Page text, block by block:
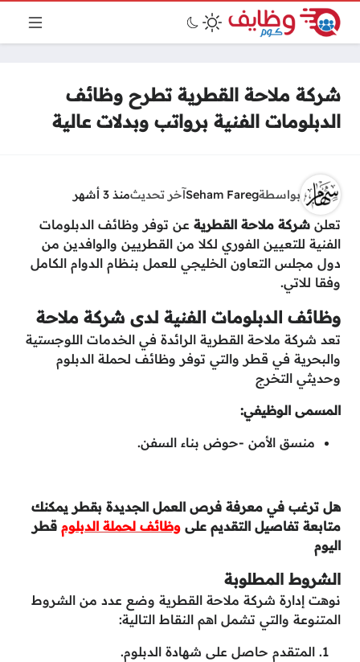
شركة ملاحة القطرية تطرح وظائف
الدبلومات الفنية برواتب وبدلات عالية
بواسطةSeham Faregآخر تحديثمنذ 3 أشهر
تعلن شركة ملاحة القطرية عن توفر وظائف الدبلومات
الفنية للتعيين الفوري لكلا من القطريين والوافدين من
دول مجلس التعاون الخليجي للعمل بنظام الدوام الكامل
وفقا للاتي.
وظائف الدبلومات الفنية لدى شركة ملاحة
تعد شركة ملاحة القطرية الرائدة في الخدمات اللوجستية
والبحرية في قطر والتي توفر وظائف لحملة الدبلوم
وحديثي التخرج
المسمى الوظيفي:
منسق الأمن -حوض بناء السفن.
هل ترغب في معرفة فرص العمل الجديدة بقطر يمكنك
متابعة تفاصيل التقديم على وظائف لحملة الدبلوم قطر
اليوم
الشروط المطلوبة
نوهت إدارة شركة ملاحة القطرية وضع عدد من الشروط
المتنوعة والتي تشمل اهم النقاط التالية:
المتقدم حاصل على شهادة الدبلوم.